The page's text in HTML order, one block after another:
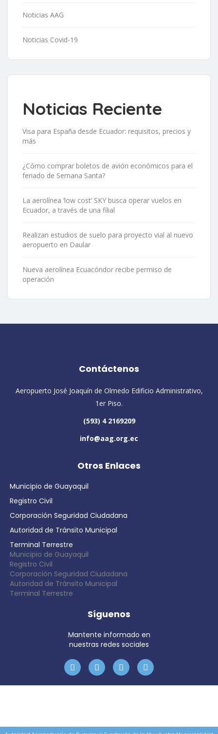
Noticias AAG
Noticias Covid-19
Noticias Reciente
Visa para España desde Ecuador: requisitos, precios y
más
¿Cómo comprar boletos de avión económicos para el
feriado de Semana Santa?
La aerolínea ‘low cost’ SKY busca operar vuelos en
Ecuador, a través de una filial
Realizan estudios de suelo para proyecto vial al nuevo
aeropuerto en Daular
Nueva aerolínea Ecuacóndor recibe permiso de
operación
Contáctenos
Aeropuerto José Joaquín de Olmedo Edificio Administrativo,
1er Piso.
(593) 4 2169209
info@aag.org.ec
Otros Enlaces
Municipio de Guayaquil
Registro Civil
Corporación Seguridad Ciudadana
Autoridad de Tránsito Municipal
Terminal Terrestre
Municipio de Guayaquil
Registro Civil
Corporación Seguridad Ciudadana
Autoridad de Tránsito Municipal
Terminal Terrestre
Síguenos
Mantente informado en
nuestras redes sociales